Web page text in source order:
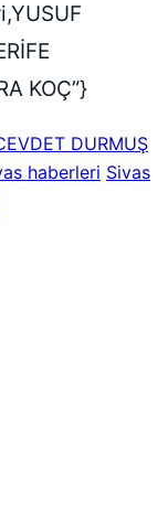
KOÇ”}
DURMUŞ
haberleri Sivas